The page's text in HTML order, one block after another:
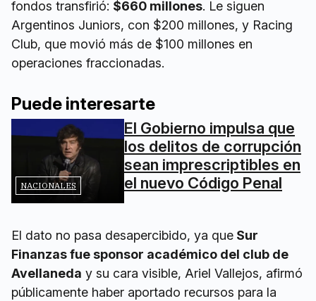
fondos transfirió: $660 millones. Le siguen
Argentinos Juniors, con $200 millones, y Racing
Club, que movió más de $100 millones en
operaciones fraccionadas.
Puede interesarte
NACIONALES
El Gobierno impulsa que
los delitos de corrupción
sean imprescriptibles en
el nuevo Código Penal
El dato no pasa desapercibido, ya que Sur
Finanzas fue sponsor académico del club de
Avellaneda y su cara visible, Ariel Vallejos, afirmó
públicamente haber aportado recursos para la